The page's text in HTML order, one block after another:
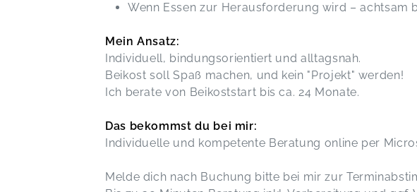
Wenn Essen zur Herausforderung wird – achtsam
Mein Ansatz:
Individuell, bindungsorientiert und alltagsnah.
Beikost soll Spaß machen, und kein "Projekt" werden!
Ich berate von Beikoststart bis ca. 24 Monate.
Das bekommst du bei mir:
Individuelle und kompetente Beratung online per
Melde dich nach Buchung bitte bei mir zur